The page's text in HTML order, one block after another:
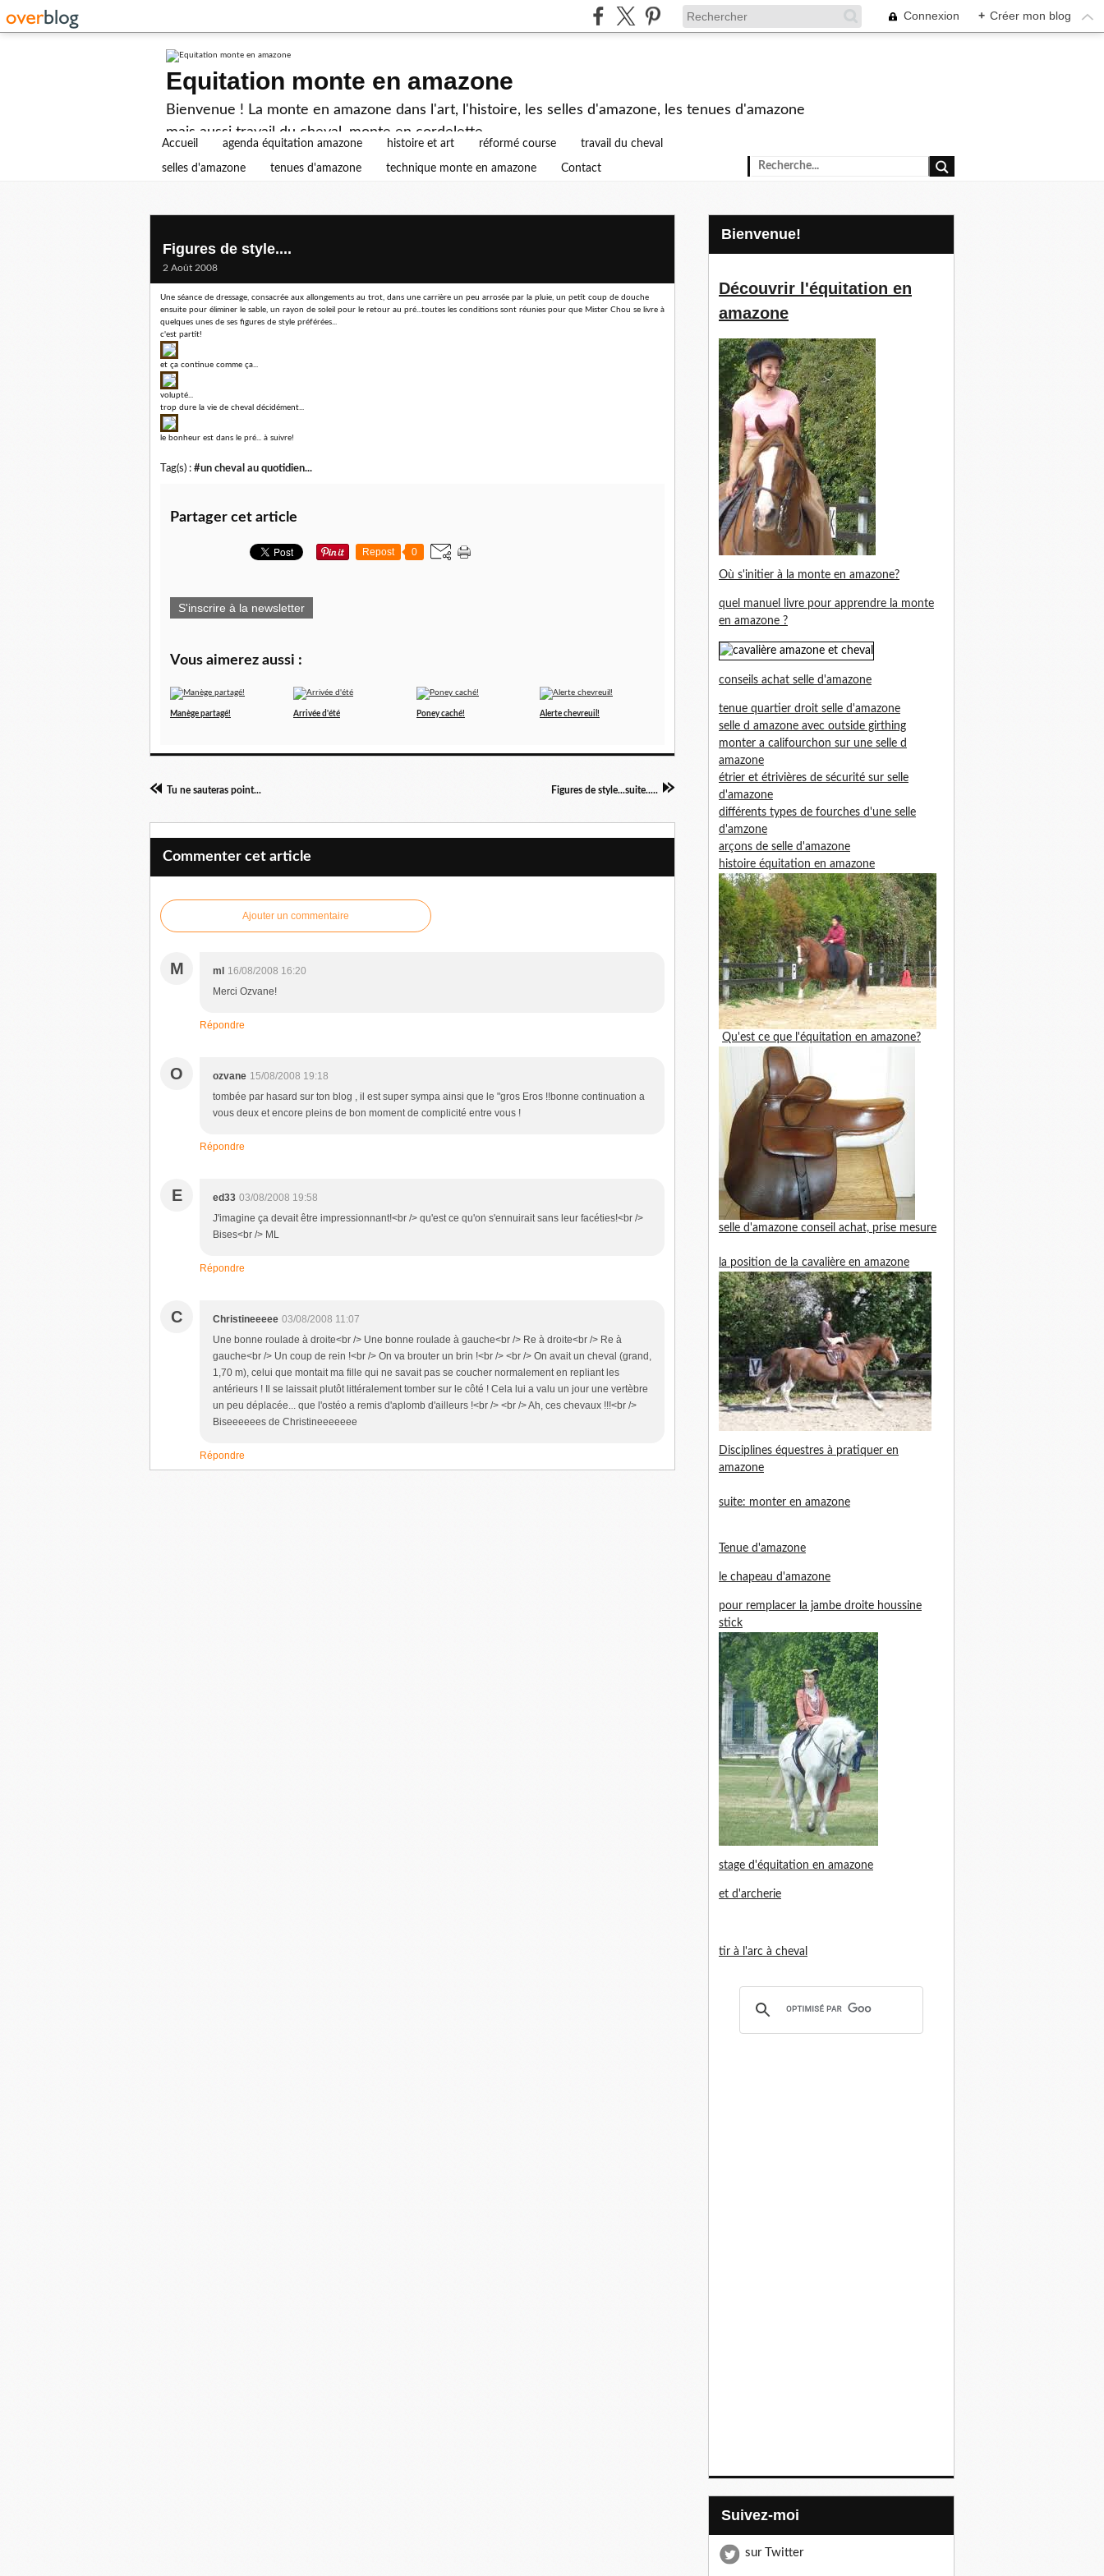
Connexion + Créer mon blog
Equitation monte en amazone
Bienvenue ! La monte en amazone dans l'art, l'histoire, les selles d'amazone, les tenues d'amazone
mais aussi travail du cheval, monte en cordelette...
Accueil agenda équitation amazone histoire et art réformé course travail du cheval
selles d'amazone tenues d'amazone technique monte en amazone Contact
Figures de style....
2 Août 2008
Une séance de dressage, consacrée aux allongements au trot, dans une carrière un peu arrosée par la pluie, un petit coup de douche
ensuite pour éliminer le sable, un rayon de soleil pour le retour au pré...toutes les conditions sont réunies pour que Mister Chou se livre à
quelques unes de ses figures de style préférées...
c'est partit!
et ça continue comme ça...
volupté...
trop dure la vie de cheval décidément...
le bonheur est dans le pré... à suivre!
Tag(s) : #un cheval au quotidien...
Partager cet article
Repost 0
S'inscrire à la newsletter
Vous aimerez aussi :
Manège partagé! Arrivée d'été Poney caché! Alerte chevreuil!
Tu ne sauteras point... Figures de style...suite.....
Commenter cet article
Ajouter un commentaire
M ml
16/08/2008 16:20
Merci Ozvane!
Répondre
O ozvane 15/08/2008 19:18
tombée par hasard sur ton blog , il est super sympa ainsi que le "gros Eros !!bonne continuation a
vous deux et encore pleins de bon moment de complicité entre vous !
Répondre
E ed33 03/08/2008 19:58
J'imagine ça devait être impressionnant!<br /> qu'est ce qu'on s'ennuirait sans leur facéties!<br />
Bises<br /> ML
Répondre
C Christineeeee 03/08/2008 11:07
Une bonne roulade à droite<br /> Une bonne roulade à gauche<br /> Re à droite<br /> Re à
gauche<br /> Un coup de rein !<br /> On va brouter un brin !<br /> <br /> On avait un cheval (grand,
1,70 m), celui que montait ma fille qui ne savait pas se coucher normalement en repliant les
antérieurs ! Il se laissait plutôt littéralement tomber sur le côté ! Cela lui a valu un jour une vertèbre
un peu déplacée... que l'ostéo a remis d'aplomb d'ailleurs !<br /> <br /> Ah, ces chevaux !!!<br />
Biseeeeees de Christineeeeeee
Répondre
Bienvenue!
Découvrir l'équitation en
amazone
Où s'initier à la monte en amazone?
quel manuel livre pour apprendre la monte
en amazone ?
conseils achat selle d'amazone
tenue quartier droit selle d'amazone
selle d amazone avec outside girthing
monter a califourchon sur une selle d
amazone
étrier et étrivières de sécurité sur selle
d'amazone
différents types de fourches d'une selle
d'amzone
arçons de selle d'amazone
histoire équitation en amazone
Qu'est ce que l'équitation en amazone?
selle d'amazone conseil achat, prise mesure
la position de la cavalière en amazone
Disciplines équestres à pratiquer en
amazone
suite: monter en amazone
Tenue d'amazone
le chapeau d'amazone
pour remplacer la jambe droite houssine
stick
stage d'équitation en amazone
et d'archerie
tir à l'arc à cheval
Suivez-moi
sur Twitter